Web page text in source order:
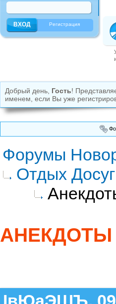
Регистрация
Добрый день, Гость!
именем, если Вы уже
Форумы
Отдых